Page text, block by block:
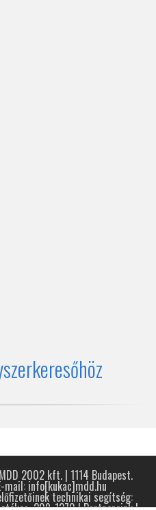
2002 kft. | 1114 Budapest.
mail: info[kukac]mdd.hu
technikai segítség: